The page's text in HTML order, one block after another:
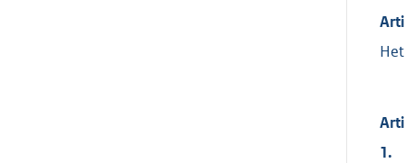
Het
1.